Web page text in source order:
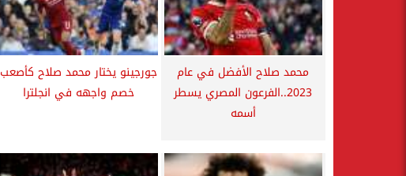
محمد صلاح الأفضل في عام
2023..الفرعون المصري يسطر
أسمه
جورجينو يختار محمد صلاح كأصعب
خصم واجهه في انجلترا